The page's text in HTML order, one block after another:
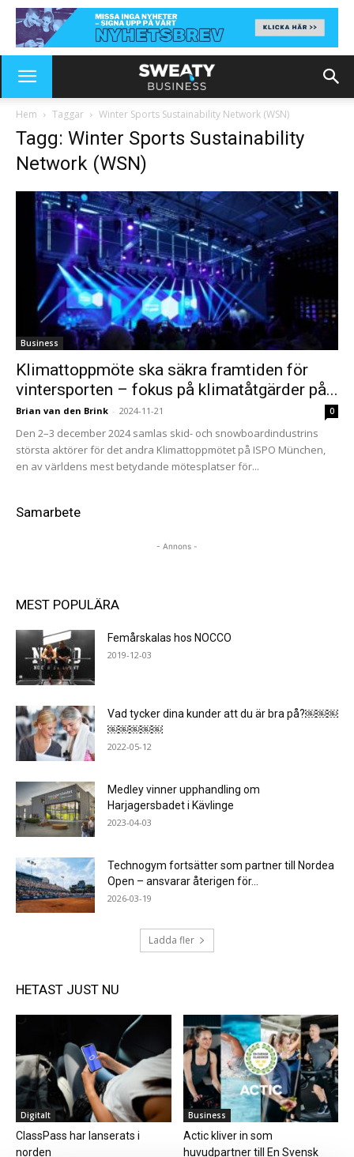
Hem Taggar Winter Sports Sustainability Network (WSN)
Tagg: Winter Sports Sustainability
Network (WSN)
Business
Klimattoppmöte ska säkra framtiden för
vintersporten – fokus på klimatåtgärder på...
Brian van den Brink - 2024-11-21 0
Den 2–3 december 2024 samlas skid- och snowboardindustrins
största aktörer för det andra Klimattoppmötet på ISPO München,
en av världens mest betydande mötesplatser för...
Samarbete
- Annons -
MEST POPULÄRA
Femårskalas hos NOCCO
2019-12-03
Vad tycker dina kunder att du är bra på?￼￼￼
￼￼￼￼￼
2022-05-12
Medley vinner upphandling om
Harjagersbadet i Kävlinge
2023-04-03
Technogym fortsätter som partner till Nordea
Open – ansvarar återigen för...
2026-03-19
Ladda fler
HETAST JUST NU
Digitalt
ClassPass har lanserats i
norden
Business
Actic kliver in som
huvudpartner till En Svensk